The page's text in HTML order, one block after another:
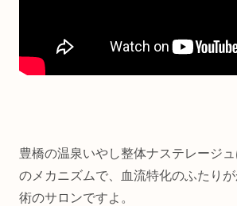
豊橋の温泉いやし整体ナステレージ
のメカニズムで、血流特化のふたり
術のサロンですよ。